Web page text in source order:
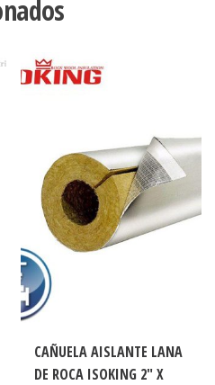
CAÑUELA AISLANTE LANA
DE ROCA ISOKING 2″ X